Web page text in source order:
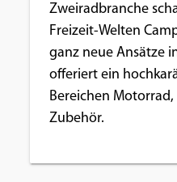
Zweiradbranche
Freizeit-Welten
ganz neue Ansätze
offeriert ein
Bereichen
Zubehör.